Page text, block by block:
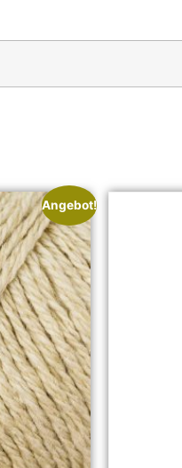
Angebot!